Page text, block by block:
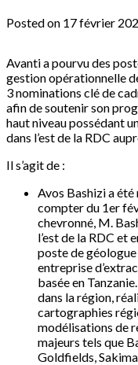
Posted on 17 février
Avanti a pourvu des
gestion opérationnelle
3 nominations clé de
afin de soutenir son
haut niveau possédant
dans l’est de la RDC
Il s’agit de :
Avos Bashizi a
compter du 1er
chevronné, M.
l’est de la RDC et
poste de
entreprise
basée en
dans la région,
cartographies
modélisations de
majeurs tels que
Goldfields,